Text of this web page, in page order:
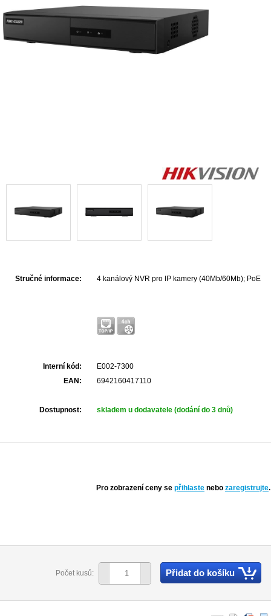
Stručné informace: 4 kanálový NVR pro IP kamery (40Mb/60Mb); PoE
Interní kód:
E002-7300
EAN:
6942160417110
Dostupnost: skladem u dodavatele (dodání do 3 dnů)
Pro zobrazení ceny se přihlaste nebo zaregistrujte.
Počet kusů: Přidat do košíku